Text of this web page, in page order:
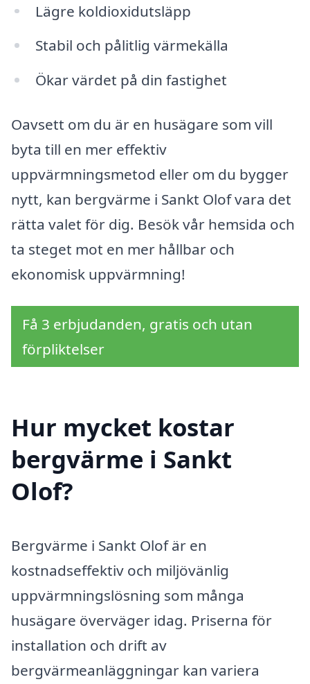
Lägre koldioxidutsläpp
Stabil och pålitlig värmekälla
Ökar värdet på din fastighet
Oavsett om du är en husägare som vill
byta till en mer effektiv
uppvärmningsmetod eller om du bygger
nytt, kan bergvärme i Sankt Olof vara det
rätta valet för dig. Besök vår hemsida och
ta steget mot en mer hållbar och
ekonomisk uppvärmning!
Få 3 erbjudanden, gratis och utan
förpliktelser
Hur mycket kostar
bergvärme i Sankt
Olof?
Bergvärme i Sankt Olof är en
kostnadseffektiv och miljövänlig
uppvärmningslösning som många
husägare överväger idag. Priserna för
installation och drift av
bergvärmeanläggningar kan variera